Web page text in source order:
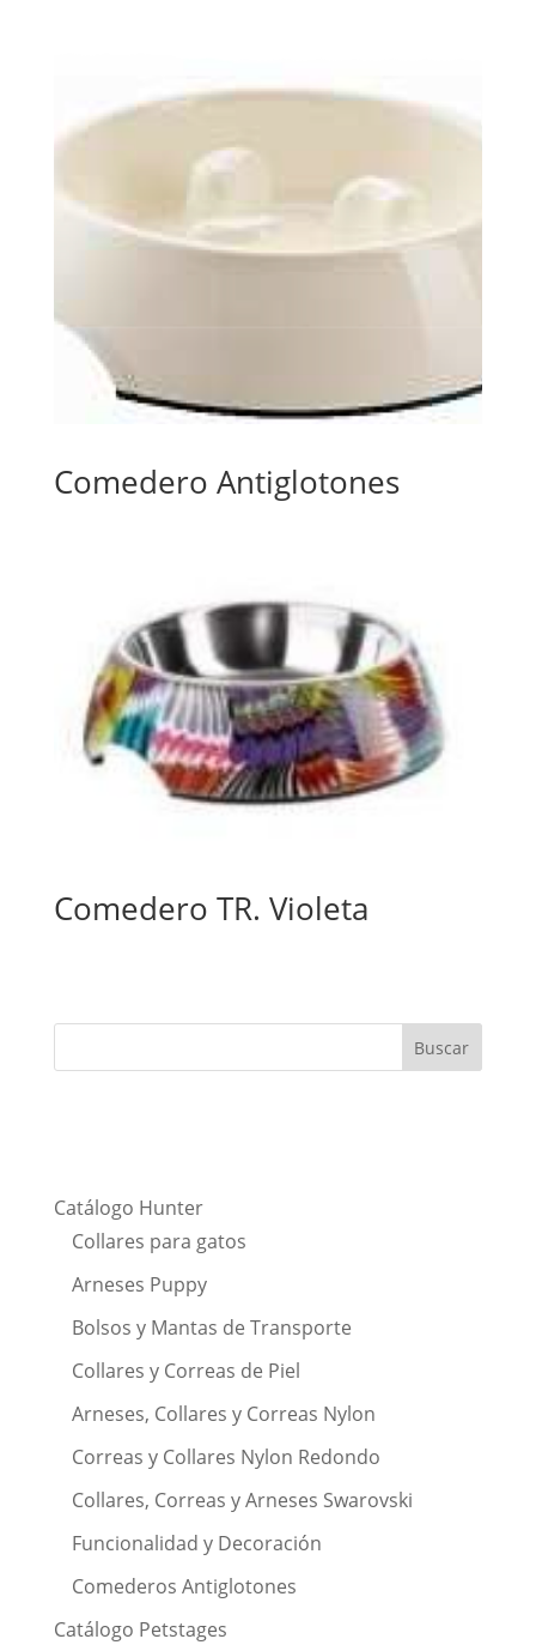
Comedero Antiglotones
Comedero TR. Violeta
Catálogo Hunter
Collares para gatos
Arneses Puppy
Bolsos y Mantas de Transporte
Collares y Correas de Piel
Arneses, Collares y Correas Nylon
Correas y Collares Nylon Redondo
Collares, Correas y Arneses Swarovski
Funcionalidad y Decoración
Comederos Antiglotones
Catálogo Petstages